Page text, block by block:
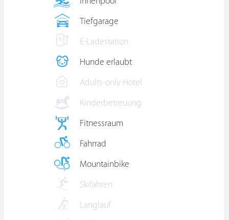
Tiefgarage
E-Ladestation
Hunde erlaubt
Adults-only Hotel
Kinderbetreuung
Fitnessraum
Fahrrad
Mountainbike
Skifahren
Langlauf